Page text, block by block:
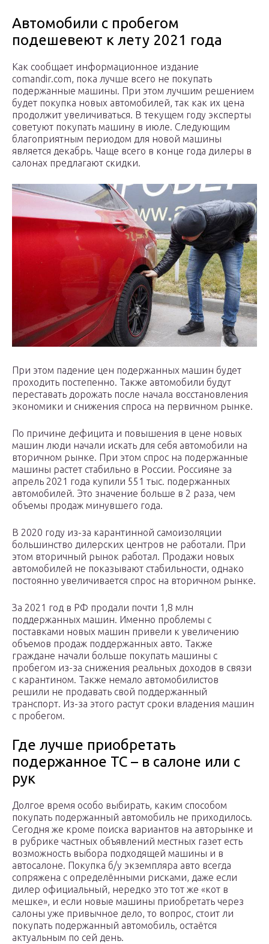
Автомобили с пробегом
подешевеют к лету 2021 года
Как сообщает информационное издание
comandir.com, пока лучше всего не покупать
подержанные машины. При этом лучшим решением
будет покупка новых автомобилей, так как их цена
продолжит увеличиваться. В текущем году эксперты
советуют покупать машину в июле. Следующим
благоприятным периодом для новой машины
является декабрь. Чаще всего в конце года дилеры в
салонах предлагают скидки.
При этом падение цен подержанных машин будет
проходить постепенно. Также автомобили будут
переставать дорожать после начала восстановления
экономики и снижения спроса на первичном рынке.
По причине дефицита и повышения в цене новых
машин люди начали искать для себя автомобили на
вторичном рынке. При этом спрос на подержанные
машины растет стабильно в России. Россияне за
апрель 2021 года купили 551 тыс. подержанных
автомобилей. Это значение больше в 2 раза, чем
объемы продаж минувшего года.
В 2020 году из-за карантинной самоизоляции
большинство дилерских центров не работали. При
этом вторичный рынок работал. Продажи новых
автомобилей не показывают стабильности, однако
постоянно увеличивается спрос на вторичном рынке.
За 2021 год в РФ продали почти 1,8 млн
поддержанных машин. Именно проблемы с
поставками новых машин привели к увеличению
объемов продаж поддержанных авто. Также
граждане начали больше покупать машины с
пробегом из-за снижения реальных доходов в связи
с карантином. Также немало автомобилистов
решили не продавать свой поддержанный
транспорт. Из-за этого растут сроки владения машин
с пробегом.
Где лучше приобретать
подержанное ТС – в салоне или с
рук
Долгое время особо выбирать, каким способом
покупать подержанный автомобиль не приходилось.
Сегодня же кроме поиска вариантов на авторынке и
в рубрике частных объявлений местных газет есть
возможность выбора подходящей машины и в
автосалоне. Покупка б/у экземпляра авто всегда
сопряжена с определёнными рисками, даже если
дилер официальный, нередко это тот же «кот в
мешке», и если новые машины приобретать через
салоны уже привычное дело, то вопрос, стоит ли
покупать подержанный автомобиль, остаётся
актуальным по сей день.